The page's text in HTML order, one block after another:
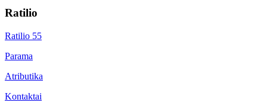
Ratilio
Ratilio 55
Parama
Atributika
Kontaktai